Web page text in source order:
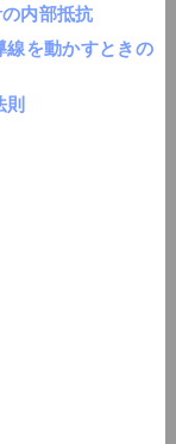
内部抵抗
を動かすときの